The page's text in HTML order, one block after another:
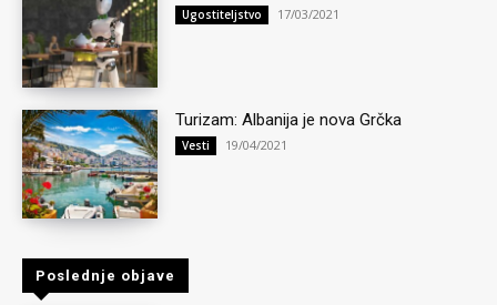
Ugostiteljstvo 17/03/2021
Turizam: Albanija je nova Grčka
Vesti 19/04/2021
Poslednje objave